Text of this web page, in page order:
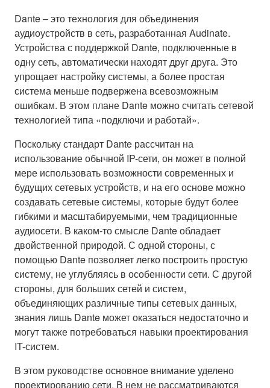
Dante – это технология для объединения
аудиоустройств в сеть, разработанная Audinate.
Устройства с поддержкой Dante, подключенные в
одну сеть, автоматически находят друг друга. Это
упрощает настройку системы, а более простая
система меньше подвержена всевозможным
ошибкам. В этом плане Dante можно считать сетевой
технологией типа «подключи и работай».
Поскольку стандарт Dante рассчитан на
использование обычной IP-сети, он может в полной
мере использовать возможности современных и
будущих сетевых устройств, и на его основе можно
создавать сетевые системы, которые будут более
гибкими и масштабируемыми, чем традиционные
аудиосети. В каком-то смысле Dante обладает
двойственной природой. С одной стороны, с
помощью Dante позволяет легко построить простую
систему, не углубляясь в особенности сети. С другой
стороны, для больших сетей и систем,
объединяющих различные типы сетевых данных,
знания лишь Dante может оказаться недостаточно и
могут также потребоваться навыки проектирования
IT-систем.
В этом руководстве основное внимание уделено
проектированию сети. В нем не рассматриваются